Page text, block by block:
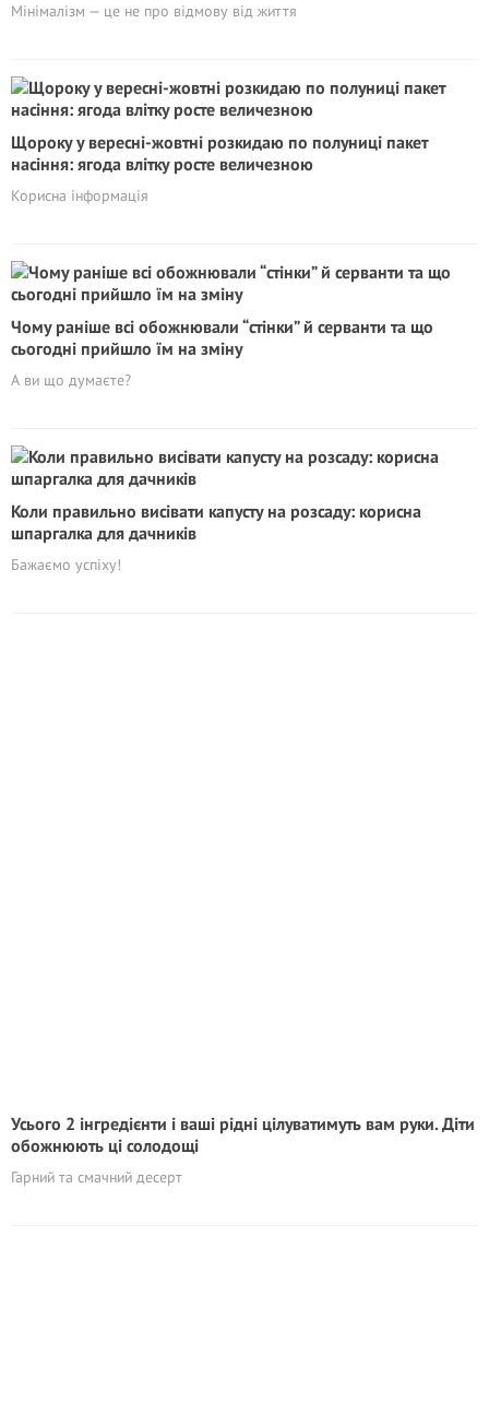
Мінімалізм — це не про відмову від життя
Щороку у вересні-жовтні розкидаю по полуниці пакет
насіння: ягода влітку росте величезною
Корисна інформація
Чому раніше всі обожнювали “стінки” й серванти та що
сьогодні прийшло їм на зміну
А ви що думаєте?
Коли правильно висівати капусту на розсаду: корисна
шпаргалка для дачників
Бажаємо успіху!
Усього 2 інгредієнти і ваші рідні цілуватимуть вам руки. Діти
обожнюють ці солодощі
Гарний та смачний десерт